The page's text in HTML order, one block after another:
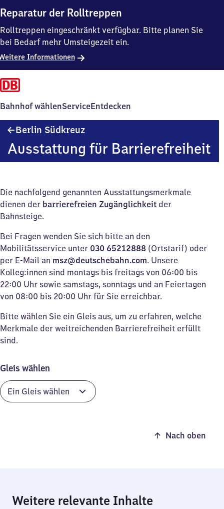
Reparatur der Rolltreppen
Rolltreppen eingeschränkt verfügbar. Bitte planen Sie
bei Bedarf mehr Umsteigezeit ein.
Informationen
Bahnhof wählenServiceEntdecken
Berlin Südkreuz
Ausstattung für Barrierefreiheit
Die nachfolgend genannten Ausstattungsmerkmale
dienen der barrierefreien Zugänglichkeit der
Bahnsteige.
Bei Fragen wenden Sie sich bitte an den
Mobilitätsservice unter 030 65212888 (Ortstarif) oder
per E-Mail an msz@deutschebahn.com. Unsere
Kolleg:innen sind montags bis freitags von 06:00 bis
22:00 Uhr sowie samstags, sonntags und an Feiertagen
von 08:00 bis 20:00 Uhr für Sie erreichbar.
Bitte wählen Sie ein Gleis aus, um zu erfahren, welche
Merkmale der weitreichenden Barrierefreiheit erfüllt
sind.
Gleis wählen
Nach oben
Weitere relevante Inhalte